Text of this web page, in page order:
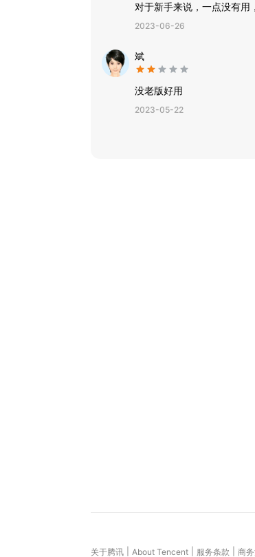
对于新手来说，一点没有用
2023-06-26
斌
没老版好用
2023-05-22
关于腾讯 About Tencent 服务条款 商